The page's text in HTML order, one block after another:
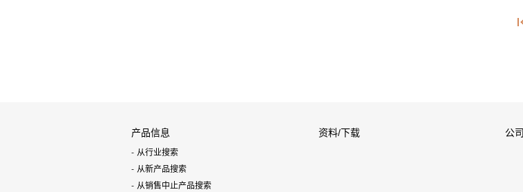
产品信息
从行业搜索
从新产品搜索
从销售中止产品搜索
资料/下载 公